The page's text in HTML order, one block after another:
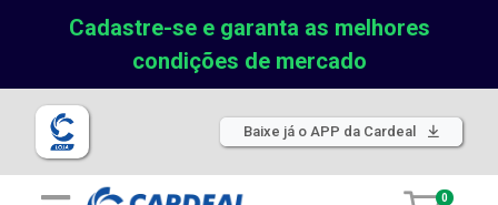
Cadastre-se e garanta as melhores
condições de mercado
Baixe já o APP da Cardeal
0